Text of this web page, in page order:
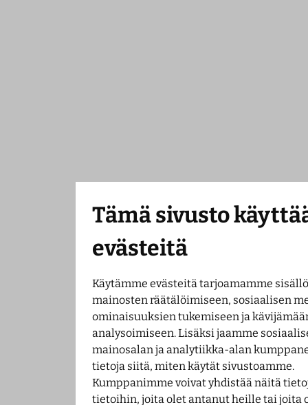
Tämä sivusto
evästeitä
Käytämme evästeitä tarjoamamme
mainosten räätälöimiseen, sosiaalisen
ominaisuuksien tukemiseen ja
analysoimiseen. Lisäksi jaamme
mainosalan ja analytiikka-alan
tietoja siitä, miten käytät sivustoamme.
Kumppanimme voivat yhdistää näitä
tietoihin, joita olet antanut heille tai joita